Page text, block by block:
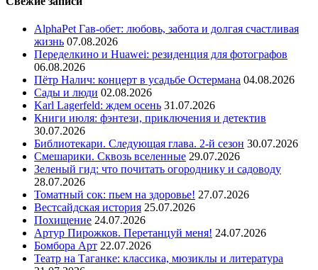
AlphaPet Гав-обет: любовь, забота и долгая счастливая
жизнь 07.08.2026
Переделкино и Huawei: резиденция для фотографов
06.08.2026
Пётр Налич: концерт в усадьбе Остермана 04.08.2026
Сады и люди 02.08.2026
Karl Lagerfeld: ждем осень 31.07.2026
Книги июля: фэнтези, приключения и детектив
30.07.2026
Библиотекари. Следующая глава. 2-й сезон 30.07.2026
Смешарики. Сквозь вселенные 29.07.2026
Зеленый гид: что почитать огороднику и садоводу
28.07.2026
Томатный сок: пьем на здоровье! 27.07.2026
Вестсайдская история 25.07.2026
Похищение 24.07.2026
Артур Пирожков. Перетанцуй меня! 24.07.2026
Бомбора Арт 22.07.2026
Театр на Таганке: классика, мюзиклы и литература